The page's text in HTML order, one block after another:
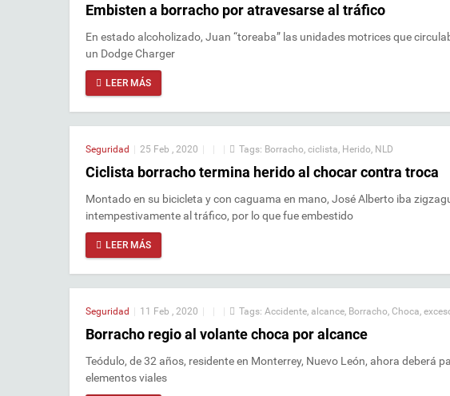
Embisten a borracho por atravesarse al tráfico
En estado alcoholizado, Juan “toreaba” las unidades motrices que
un Dodge Charger
LEER MÁS
Seguridad 25 Feb , 2020 Tags: Borracho, ciclista, Herido, NLD
Ciclista borracho termina herido al chocar contra troca
Montado en su bicicleta y con caguama en mano, José Alberto iba
intempestivamente al tráfico, por lo que fue embestido
LEER MÁS
Seguridad 11 Feb , 2020 Tags: Accidente, alcance, Borracho, Choca,
Borracho regio al volante choca por alcance
Teódulo, de 32 años, residente en Monterrey, Nuevo León, ahora deberá
elementos viales